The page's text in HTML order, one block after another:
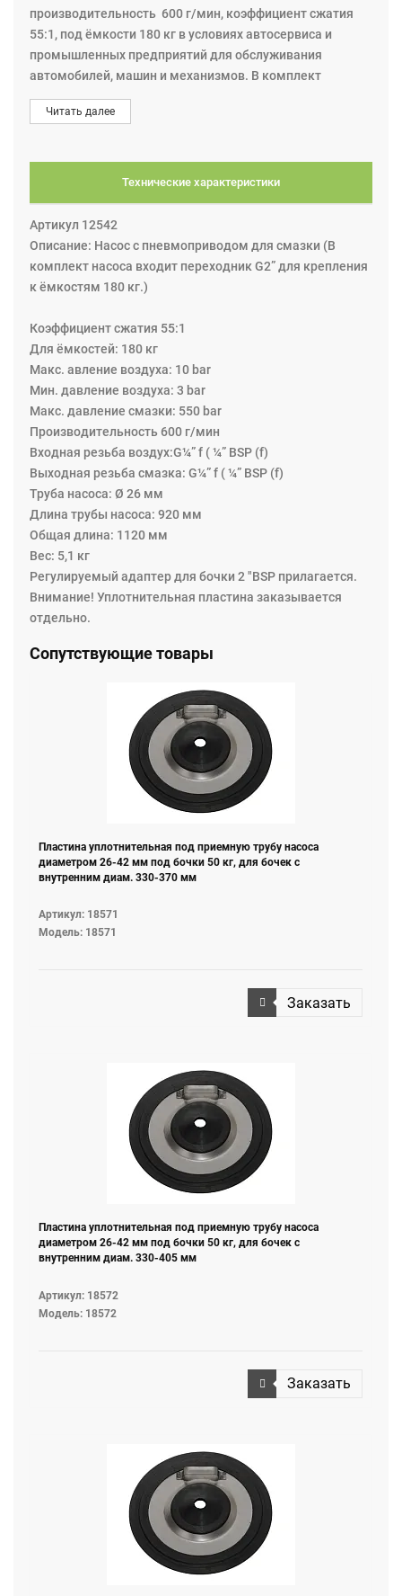
производительность 600 г/мин, коэффициент сжатия
55:1, под ёмкости 180 кг в условиях автосервиса и
промышленных предприятий для обслуживания
автомобилей, машин и механизмов. В комплект
насоса входит переходник G2” для крепления к
ёмкостям 180 кг.
Читать далее
Технические характеристики
Артикул 12542
Описание: Насос с пневмоприводом для смазки (В
комплект насоса входит переходник G2” для крепления
к ёмкостям 180 кг.)
Коэффициент сжатия 55:1
Для ёмкостей: 180 кг
Макс. авление воздуха: 10 bar
Мин. давление воздуха: 3 bar
Макс. давление смазки: 550 bar
Производительность 600 г/мин
Входная резьба воздух:G¼” f ( ¼” BSP (f)
Выходная резьба смазка: G¼” f ( ¼” BSP (f)
Труба насоса: Ø 26 мм
Длина трубы насоса: 920 мм
Общая длина: 1120 мм
Вес: 5,1 кг
Регулируемый адаптер для бочки 2 "BSP прилагается.
Внимание! Уплотнительная пластина заказывается
отдельно.
Сопутствующие товары
Пластина уплотнительная под приемную трубу насоса
диаметром 26-42 мм под бочки 50 кг, для бочек с
внутренним диам. 330-370 мм
Артикул: 18571
Модель: 18571
Заказать
Пластина уплотнительная под приемную трубу насоса
диаметром 26-42 мм под бочки 50 кг, для бочек с
внутренним диам. 330-405 мм
Артикул: 18572
Модель: 18572
Заказать